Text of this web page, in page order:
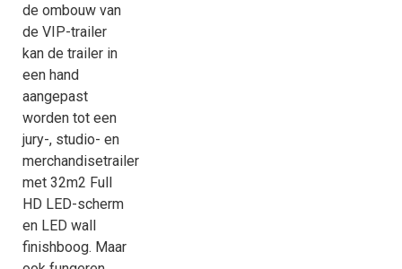
de ombouw van
de VIP-trailer
kan de trailer in
een hand
aangepast
worden tot een
jury-, studio- en
merchandisetrailer
met 32m2 Full
HD LED-scherm
en LED wall
finishboog. Maar